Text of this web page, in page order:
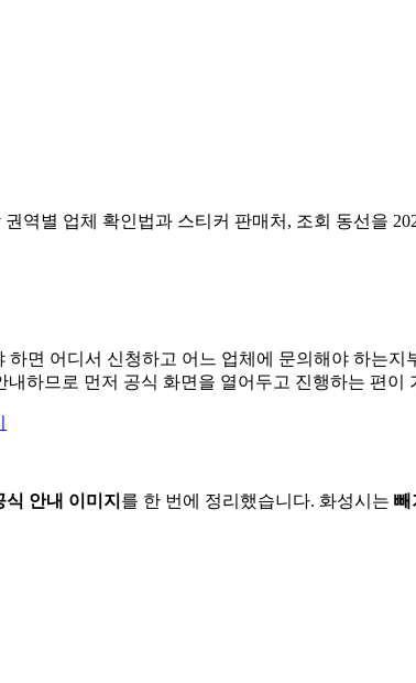
역별 업체 확인법과 스티커 판매처, 조회 동선을
면 어디서 신청하고 어느 업체에 문의해야 하는지
하므로 먼저 공식 화면을 열어두고 진행하는 편이
안내 이미지 를 한 번에 정리했습니다. 화성시는 빼